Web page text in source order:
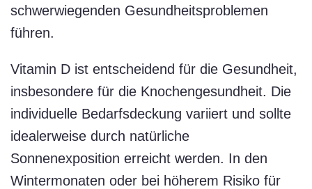
schwerwiegenden Gesundheitsproblemen
führen.
Vitamin D ist entscheidend für die Gesundheit,
insbesondere für die Knochengesundheit. Die
individuelle Bedarfsdeckung variiert und sollte
idealerweise durch natürliche
Sonnenexposition erreicht werden. In den
Wintermonaten oder bei höherem Risiko für